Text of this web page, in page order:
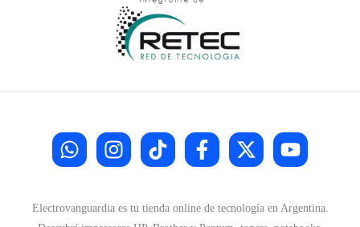
Electrovanguardia es tu tienda online de tecnología en Argentina.